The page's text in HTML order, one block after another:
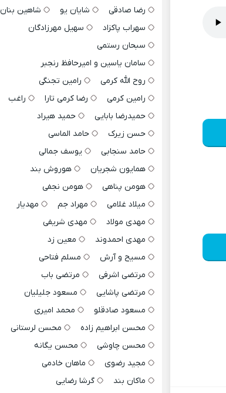
رضا صادقی
شایان یو
شاهین بنان
سهراب پاکزاد
سهیل مهرزادگان
سبحان رستمی
سامان یاسین و امیرحافظ رنجبر
روح الله کرمی
رامین تجنگی
رامین کرمی
رضا کرمی تارا
راغب
حمیدرضا بابایی
حمید هیراد
حسن زیرک
حامد الماسی
حامد سنجابی
یوسف جمالی
همایون شجریان
هوروش بند
هومن پناهی
هومن نجفی
میلاد غلامی
مهراد جم
مهدیار
مهدی مولاد
مهدی شریفی
مهدی احمدوند
معین زد
مسیح و آرش
مسلم فتاحی
مرتضی اشرفی
مرتضی باب
مرتضی پاشایی
مسعود جلیلیان
مسعود صادقلو
محمد امیری
محسن ابراهیم زاده
محسن لرستانی
محسن چاوشی
محسن یگانه
مجید رضوی
ماهان خادمی
ماکان بند
گرشا رضایی